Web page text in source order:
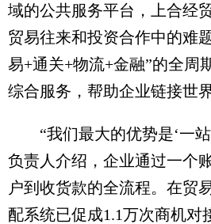
域的公共服务平台，上合经
贸易往来和投资合作中的难
易+通关+物流+金融”的全周
综合服务，帮助企业链接世界
“我们最大的优势是‘一站
负责人介绍，企业通过一个
户到收货款的全流程。在贸
配系统已促成1.1万次商机对